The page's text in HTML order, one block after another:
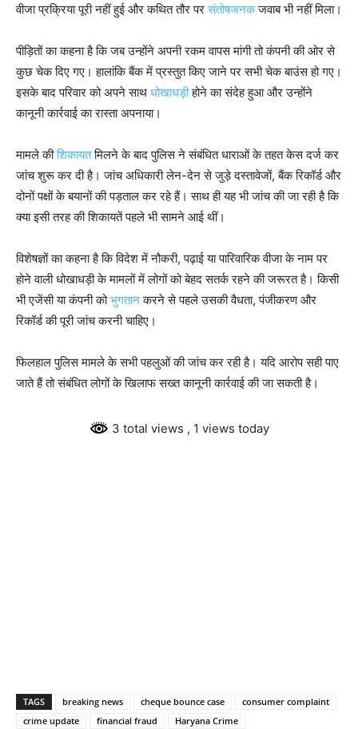
वीजा प्रक्रिया पूरी नहीं हुई और कथित तौर परसंतोषजनकजवाब भी नहीं मिला।
पीड़ितों का कहना है कि जब उन्होंने अपनी रकम वापस मांगी तो कंपनी की ओर से
कुछ चेक दिए गए। हालांकि बैंक में प्रस्तुत किए जाने पर सभी चेक बाउंस हो गए।
इसके बाद परिवार को अपने साथ धोखाधड़ीहोने का संदेह हुआ और उन्होंने
कानूनी कार्रवाई का रास्ता अपनाया।
मामले कीशिकायतमिलने के बाद पुलिस ने संबंधित धाराओं के तहत केस दर्ज कर
जांच शुरू कर दी है। जांच अधिकारी लेन-देन से जुड़े दस्तावेजों, बैंक रिकॉर्ड और
दोनों पक्षों के बयानों की पड़ताल कर रहे हैं। साथ ही यह भी जांच की जा रही है कि
क्या इसी तरह की शिकायतें पहले भी सामने आई थीं।
विशेषज्ञों का कहना है कि विदेश में नौकरी, पढ़ाई या पारिवारिक वीजा के नाम पर
होने वाली धोखाधड़ी के मामलों में लोगों को बेहद सतर्क रहने की जरूरत है। किसी
भी एजेंसी या कंपनी कोभुगतानकरने से पहले उसकी वैधता, पंजीकरण और
रिकॉर्ड की पूरी जांच करनी चाहिए।
फिलहाल पुलिस मामले के सभी पहलुओं की जांच कर रही है। यदि आरोप सही पाए
जाते हैं तो संबंधित लोगों के खिलाफ सख्त कानूनी कार्रवाई की जा सकती है।
3 total views , 1 views today
TAGS breaking news cheque bounce case
consumer complaint
crime update
financial fraud
Haryana Crime